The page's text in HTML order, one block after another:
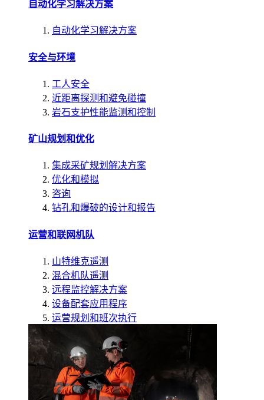
自动化学习解决方案
自动化学习解决方案
安全与环境
工人安全
近距离探测和避免碰撞
岩石支护性能监测和控制
矿山规划和优化
集成采矿规划解决方案
优化和模拟
咨询
钻孔和爆破的设计和报告
运营和联网机队
山特维克遥测
混合机队遥测
远程监控解决方案
设备配套应用程序
运营规划和班次执行